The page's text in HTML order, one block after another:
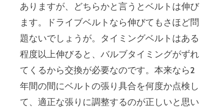
ありますが、どちらかと言うとベルトは伸び
ます。ドライブベルトなら伸びてもさほど問
題ないでしょうが。タイミングベルトはある
程度以上伸びると、バルブタイミングがずれ
てくるから交換が必要なのです。本来なら2
年間の間にベルトの張り具合を何度か点検し
て、適正な張りに調整するのが正しいと思い